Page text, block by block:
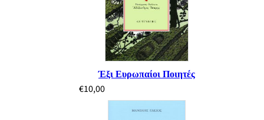
Έξι Ευρωπαίοι Ποιητές
€10,00